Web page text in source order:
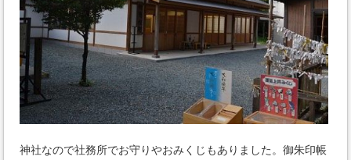
神社なので社務所でお守りやおみくじもありました。御朱印帳